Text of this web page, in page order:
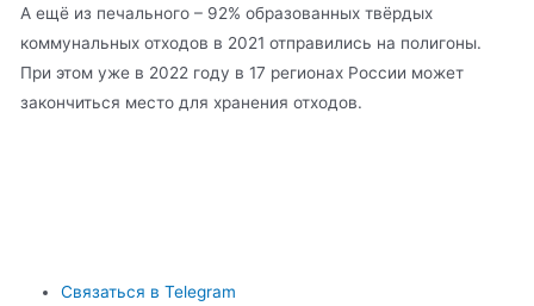
А ещё из печального – 92% образованных твёрдых
коммунальных отходов в 2021 отправились на полигоны.
При этом уже в 2022 году в 17 регионах России может
закончиться место для хранения отходов.
Связаться в Telegram